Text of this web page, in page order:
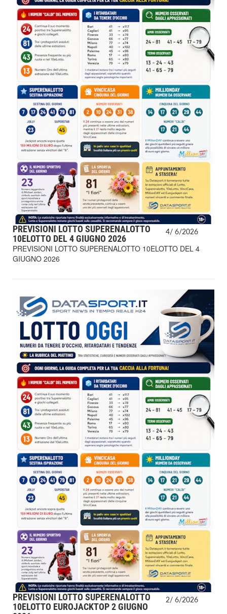
4/ 6/2026
PREVISIONI LOTTO SUPERENALOTTO
10ELOTTO DEL 4 GIUGNO 2026
PREVISIONI LOTTO SUPERENALOTTO 10ELOTTO DEL 4
GIUGNO 2026
2/ 6/2026
PREVISIONI LOTTO SUPERENALOTTO
10ELOTTO EUROJACKTOP 2 GIUGNO